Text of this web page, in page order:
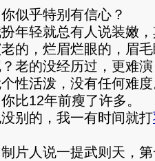
乎特别有信心？
轻就总有人说装嫩，
的，烂眉烂眼的，眉
老的没经历过，更难
性活泼，没有任何难
12年前瘦了许多。
的，我一有时间就打
人说一提武则天，第